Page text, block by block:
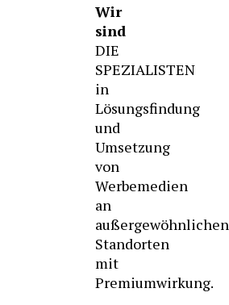
Wir
sind
DIE
SPEZIALISTEN
in
Lösungsfindung
und
Umsetzung
von
Werbemedien
an
außergewöhnlichen
Standorten
mit
Premiumwirkung.